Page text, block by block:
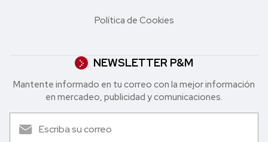
Política de Cookies
NEWSLETTER P&M
Mantente informado en tu correo con la mejor in formación
en mercadeo, publicidad y comunicaciones.